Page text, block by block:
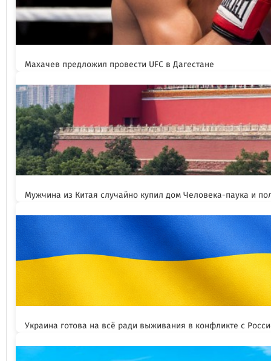
Махачев предложил провести UFC в Дагестане
Мужчина из Китая случайно купил дом Человека-паука и
Украина готова на всё ради выживания в конфликте с